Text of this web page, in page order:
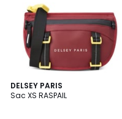
DELSEY PARIS
Sac XS RASPAIL